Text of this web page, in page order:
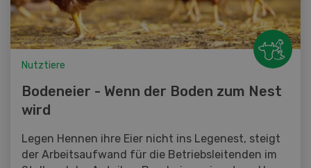
Nutztiere
Bodeneier - Wenn der Boden zum Nest
wird
Legen Hennen ihre Eier nicht ins Legenest, steigt
der Arbeitsaufwand für die Betriebsleitenden im